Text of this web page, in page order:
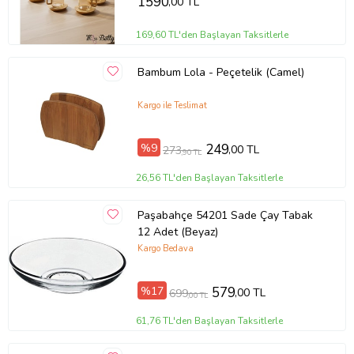
Bambum Cashi, doğal çay seti, çevre dostu ürün
kcm50160609
169,60 TL'den Başlayan Taksitlerle
Bambum Lola - Peçetelik (Camel)
Kargo ile Teslimat
%9 273,90 TL 249,00 TL
26,56 TL'den Başlayan Taksitlerle
Paşabahçe 54201 Sade Çay Tabak
12 Adet (Beyaz)
Kargo Bedava
%17 699,00 TL 579,00 TL
61,76 TL'den Başlayan Taksitlerle